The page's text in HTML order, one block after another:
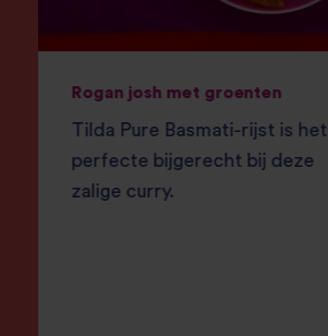
Rogan josh met groenten
Tilda Pure Basmati-rijst is het
perfecte bijgerecht bij deze
zalige curry.